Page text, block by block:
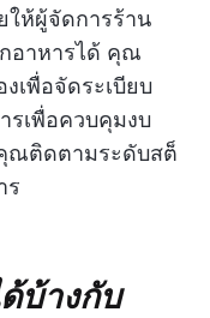
ให้ผู้จัดการร้าน
อาหารได้ คุณ
เพื่อจัดระเบียบ
รเพื่อควบคุมงบ
ณติดตามระดับสต็
ร
บ้างกับ